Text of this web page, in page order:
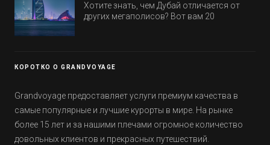
Хотите знать, чем Дубай отличается от
других мегаполисов? Вот вам 20
КОРОТКО О GRANDVOYAGE
Grandvoyage предоставляет услуги премиум качества в
самые популярные и лучшие курорты в мире. На рынке
более 15 лет и за нашими плечами огромное количество
довольных клиентов и прекрасных путешествий.